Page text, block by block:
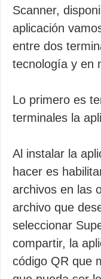
Scanner,
aplicación
entre dos
tecnología y en
Lo primero es
terminales la
Al instalar la
hacer es
archivos en las
archivo que
seleccionar
compartir, la
código QR que